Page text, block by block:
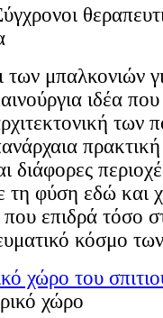
μπαλκονιών
ιδέα
των
διάφορες
φύση εδώ και
που επιδρά τόσο
κόσμο
χώρο του